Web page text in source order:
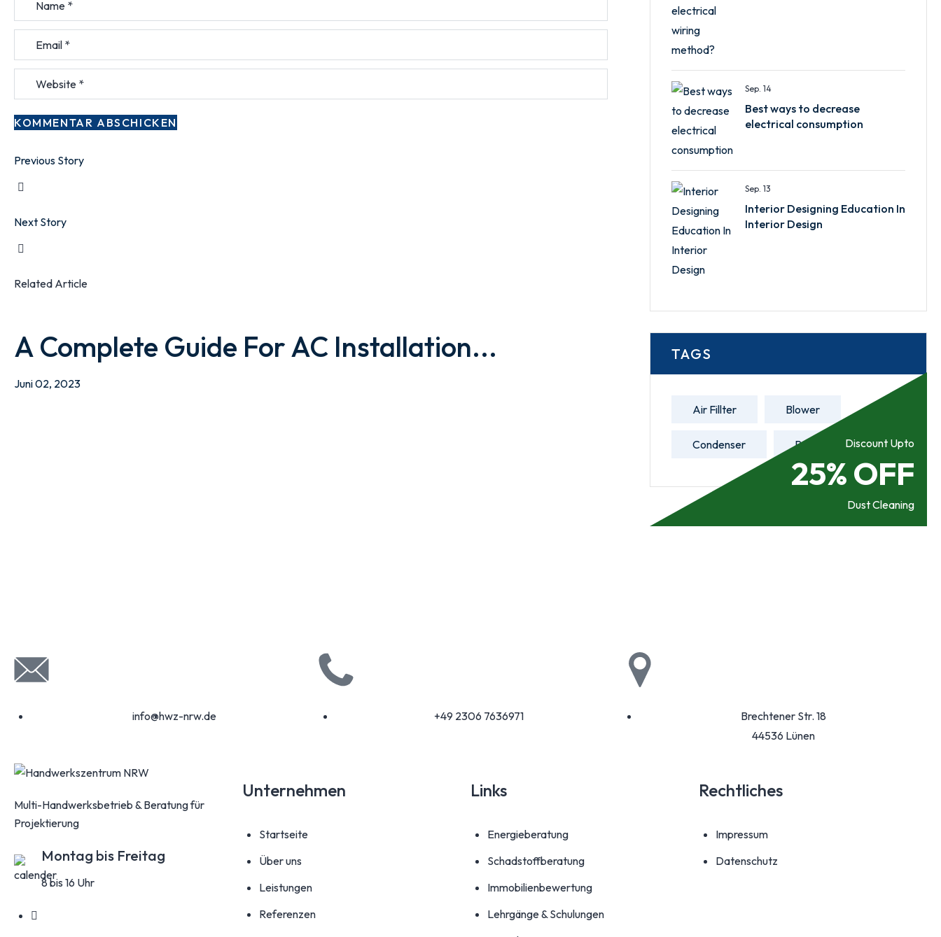
Previous Story
Next Story
Related Article
A Complete Guide For AC Installation...
Juni 02, 2023
Sep. 14
Best ways to decrease
electrical consumption
Sep. 13
Interior Designing Education In
Interior Design
TAGS
Air Fillter Blower
Condenser Refill Gas Discount Upto
25% OFF
Dust Cleaning
info@hwz-nrw.de +49 2306 7636971
Brechtener Str. 18
44536 Lünen
Multi-Handwerksbetrieb & Beratung für
Projektierung
Montag bis Freitag
8 bis 16 Uhr
Unternehmen
Startseite
Über uns
Leistungen
Referenzen
Links
Energieberatung
Schadstoffberatung
Immobilienbewertung
Lehrgänge & Schulungen
Rechtliches
Impressum
Datenschutz